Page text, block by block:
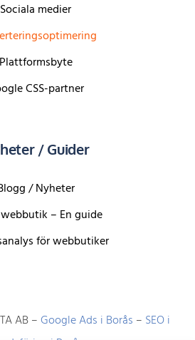
Sociala medier
Plattformsbyte
CSS-partner
/ Guider
/ Nyheter
– En guide
för webbutiker
AB –Google Ads i Borås – SEO i